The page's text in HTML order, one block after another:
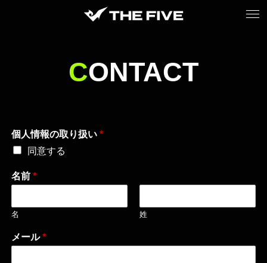
CONTACT
個人情報の取り扱い *
同意する
名前 *
名 姓
メール*